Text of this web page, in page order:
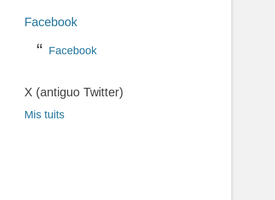
Facebook
Facebook
X (antiguo Twitter)
Mis tuits